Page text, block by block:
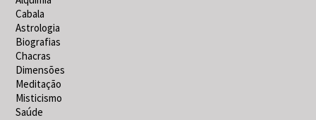
Cabala
Astrologia
Biografias
Chacras
Dimensões
Meditação
Misticismo
Saúde